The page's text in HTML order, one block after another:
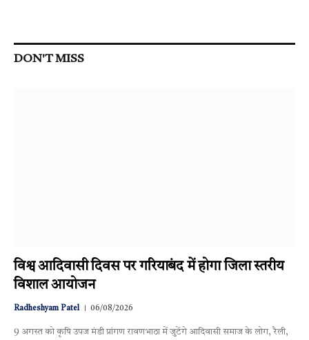
DON'T MISS
विश्व आदिवासी दिवस पर गरियाबंद में होगा जिला स्तरीय
विशाल आयोजन
Radheshyam Patel 06/08/2026
9 अगस्त को कृषि उपज मंडी प्रांगण रावणभाठा में जुटेंगे आदिवासी समाज के लोग, रैली,